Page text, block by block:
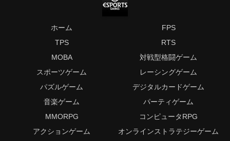
ホーム
FPS
TPS
RTS
MOBA
対戦型格闘ゲーム
スポーツゲーム
レーシングゲーム
パズルゲーム
デジタルカードゲーム
音楽ゲーム
パーティゲーム
MMORPG
コンピュータRPG
アクションゲーム
オンラインストラテジーゲーム